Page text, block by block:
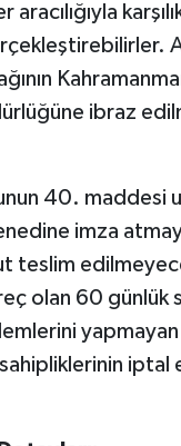
ibraz
40. maddesi
imza
teslim
olan 60 günlük
yapmayan